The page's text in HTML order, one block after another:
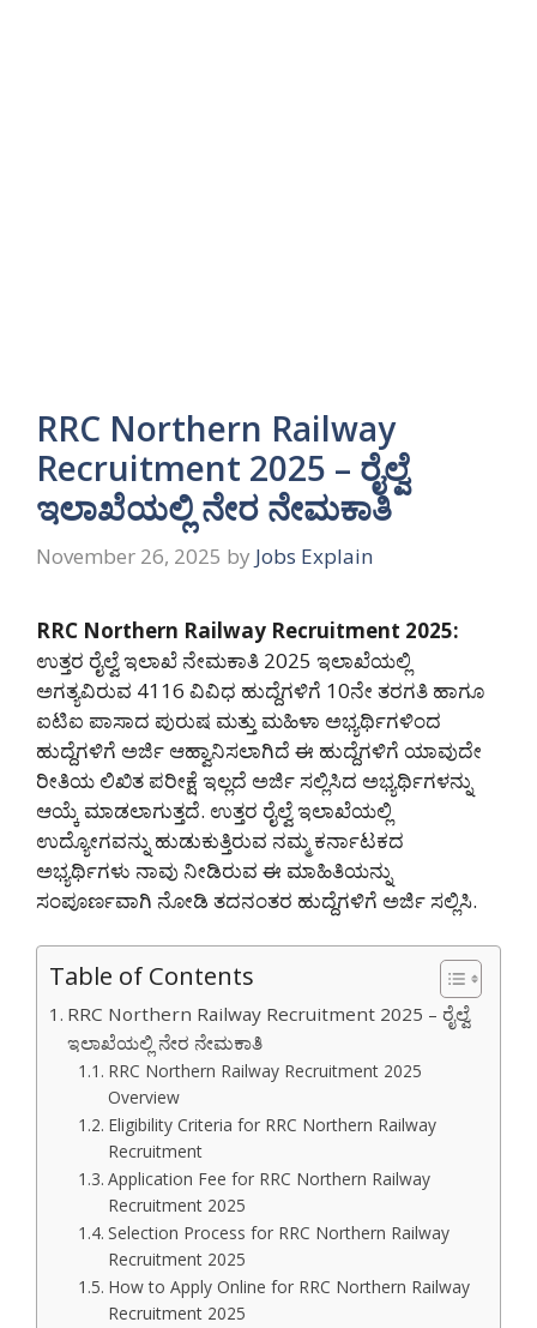
RRC Northern Railway
Recruitment 2025 – ರೈಲ್ವೆ
ಇಲಾಖೆಯಲ್ಲಿ ನೇರ ನೇಮಕಾತಿ
November 26, 2025 by Jobs Explain
RRC Northern Railway Recruitment 2025:
ಉತ್ತರ ರೈಲ್ವೆ ಇಲಾಖೆ ನೇಮಕಾತಿ 2025 ಇಲಾಖೆಯಲ್ಲಿ
ಅಗತ್ಯವಿರುವ 4116 ವಿವಿಧ ಹುದ್ದೆಗಳಿಗೆ 10ನೇ ತರಗತಿ ಹಾಗೂ
ಐಟಿಐ ಪಾಸಾದ ಪುರುಷ ಮತ್ತು ಮಹಿಳಾ ಅಭ್ಯರ್ಥಿಗಳಿಂದ
ಹುದ್ದೆಗಳಿಗೆ ಅರ್ಜಿ ಆಹ್ವಾನಿಸಲಾಗಿದೆ ಈ ಹುದ್ದೆಗಳಿಗೆ ಯಾವುದೇ
ರೀತಿಯ ಲಿಖಿತ ಪರೀಕ್ಷೆ ಇಲ್ಲದೆ ಅರ್ಜಿ ಸಲ್ಲಿಸಿದ ಅಭ್ಯರ್ಥಿಗಳನ್ನು
ಆಯ್ಕೆ ಮಾಡಲಾಗುತ್ತದೆ. ಉತ್ತರ ರೈಲ್ವೆ ಇಲಾಖೆಯಲ್ಲಿ
ಉದ್ಯೋಗವನ್ನು ಹುಡುಕುತ್ತಿರುವ ನಮ್ಮ ಕರ್ನಾಟಕದ
ಅಭ್ಯರ್ಥಿಗಳು ನಾವು ನೀಡಿರುವ ಈ ಮಾಹಿತಿಯನ್ನು
ಸಂಪೂರ್ಣವಾಗಿ ನೋಡಿ ತದನಂತರ ಹುದ್ದೆಗಳಿಗೆ ಅರ್ಜಿ ಸಲ್ಲಿಸಿ.
Table of Contents
RRC Northern Railway Recruitment 2025 – ರೈಲ್ವೆ
ಇಲಾಖೆಯಲ್ಲಿ ನೇರ ನೇಮಕಾತಿ
RRC Northern Railway Recruitment 2025
Overview
Eligibility Criteria for RRC Northern Railway
Recruitment
Application Fee for RRC Northern Railway
Recruitment 2025
Selection Process for RRC Northern Railway
Recruitment 2025
How to Apply Online for RRC Northern Railway
Recruitment 2025